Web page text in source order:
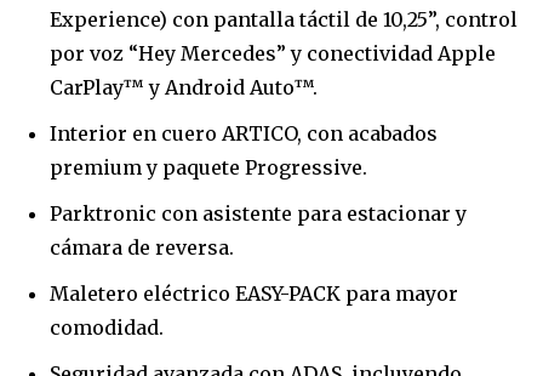
Experience) con pantalla táctil de 10,25”, control
por voz “Hey Mercedes” y conectividad Apple
CarPlay™ y Android Auto™.
Interior en cuero ARTICO, con acabados
premium y paquete Progressive.
Parktronic con asistente para estacionar y
cámara de reversa.
Maletero eléctrico EASY-PACK para mayor
comodidad.